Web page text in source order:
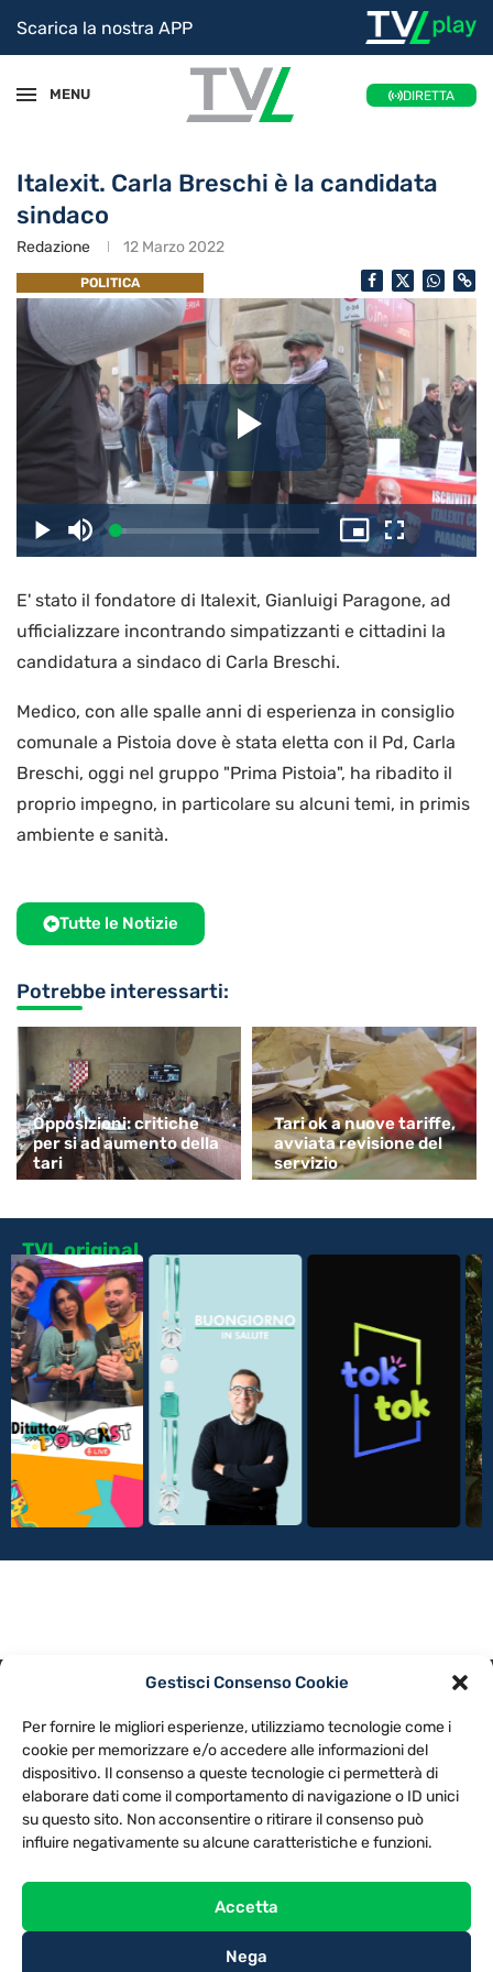
Gestisci Consenso Cookie
Per fornire le migliori esperienze, utilizziamo tecnologie come i
cookie per memorizzare e/o accedere alle informazioni del
dispositivo. Il consenso a queste tecnologie ci permetterà di
elaborare dati come il comportamento di navigazione o ID unici
su questo sito. Non acconsentire o ritirare il consenso può
influire negativamente su alcune caratteristiche e funzioni.
Accetta
Nega
Scarica la nostra APP
MENU DIRETTA
Italexit. Carla Breschi è la candidata
sindaco
Redazione 12 Marzo 2022
POLITICA
il
video
PlayDisattiva
l’audio
Caricato:
5.26%
Picture-
in-
Schermo
intero
E' stato il fondatore di Italexit, Gianluigi Paragone, ad
ufficializzare incontrando simpatizzanti e cittadini la
candidatura a sindaco di Carla Breschi.
Medico, con alle spalle anni di esperienza in consiglio
comunale a Pistoia dove è stata eletta con il Pd, Carla
Breschi, oggi nel gruppo "Prima Pistoia", ha ribadito il
proprio impegno, in particolare su alcuni temi, in primis
ambiente e sanità.
Tutte le Notizie
Potrebbe interessarti:
Opposizioni: critiche
per si ad aumento della
tari
Tari ok a nuove tariffe,
avviata revisione del
servizio
TVL original
NOTE LEGALI
CONTATTACI PREFERENZE
TV LIBERA S.P.A.
Via Monteleonese 95/21 – 51100 Pistoia (PT)
Tel. 0573.9136 / Fax 0573.913615